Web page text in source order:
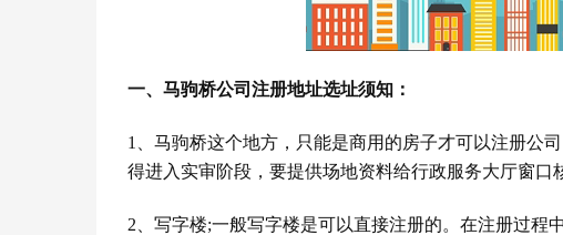
一、马驹桥公司注册地址选址须知：
1
、马驹桥这个地方，只能是商用的房子才可以注册公
得进入实审阶段，要提供场地资料给行政服务大厅窗口
2 、写字楼;一般写字楼是可以直接注册的。在注册过程